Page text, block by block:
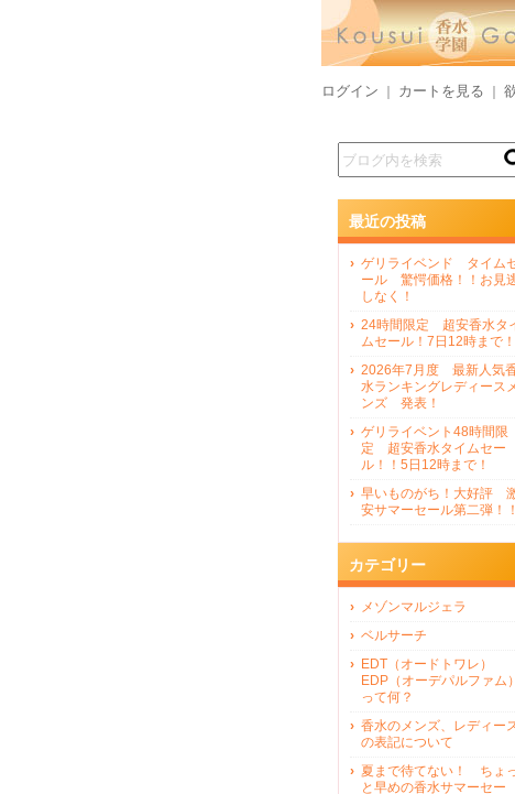
ログイン カートを見る
最近の投稿
ゲリライベンド タイム
ール 驚愕価格！！お見
しなく！
24時間限定 超安香水タ
ムセール！7日12時まで！
2026年7月度 最新人気
水ランキングレディース
ンズ 発表！
ゲリライベント48時間限
定 超安香水タイムセー
ル！！5日12時まで！
早いものがち！大好評
安サマーセール第二弾！！
カテゴリー
メゾンマルジェラ
ベルサーチ
EDT（オードトワレ）
EDP（オーデパルファム）
って何？
香水のメンズ、レディー
の表記について
夏まで待てない！ ちょ
と早めの香水サマーセー